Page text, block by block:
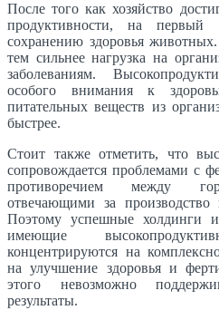
После того как хозяйство
продуктивности, на
сохранению здоровья
тем сильнее нагрузка на
заболеваниям.
особого внимания к
питательных веществ из
быстрее.
Стоит также отметить, что
сопровождается проблемами с
противоречием между
отвечающими за производство
Поэтому успешные холдинги
имеющие
концентрируются на
на улучшение здоровья и
этого невозможно
результаты.